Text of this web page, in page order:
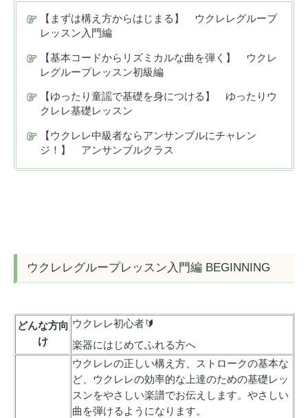
【まずは構え方からはじまる】 ウクレレグループ
レッスン入門編
【基本コードからリズミカルな曲を弾く】 ウクレ
レグループレッスン初級編
【ゆったり童謡で基礎を身につける】 ゆったりウ
クレレ基礎レッスン
【ウクレレ中級者ならアンサンブルにチャレン
ジ！】 アンサンブルクラス
ウクレレグループレッスン入門編 BEGINNING
どんな方向
け
ウクレレ初心者🔰
楽器にはじめてふれる方へ
ウクレレの正しい構え方、ストロークの基本な
ど、ウクレレの効率的な上達のための基礎レッ
スンをやさしい楽譜でお伝えします。やさしい
曲を弾けるようになります。